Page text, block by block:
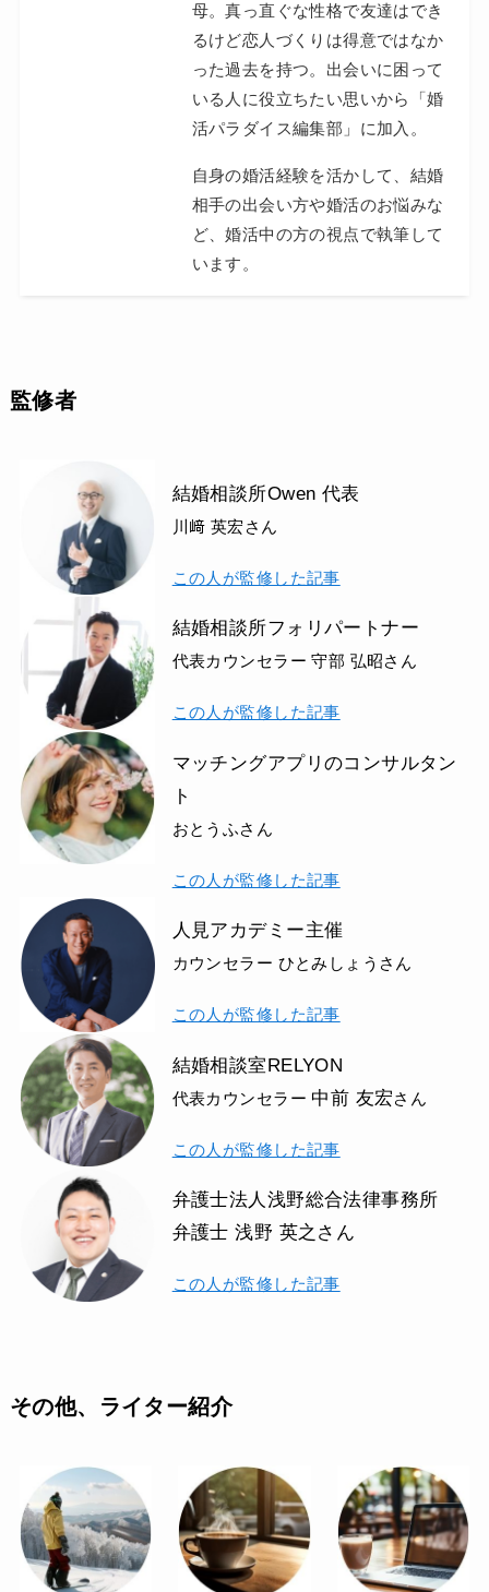
母。真っ直ぐな性格で友達はでき
るけど恋人づくりは得意ではなか
った過去を持つ。出会いに困って
いる人に役立ちたい思いから「婚
活パラダイス編集部」に加入。
自身の婚活経験を活かして、結婚
相手の出会い方や婚活のお悩みな
ど、婚活中の方の視点で執筆して
います。
監修者
結婚相談所Owen 代表
川﨑 英宏さん
この人が監修した記事
結婚相談所フォリパートナー
代表カウンセラー 守部 弘昭さん
この人が監修した記事
マッチングアプリのコンサルタン
ト
おとうふさん
この人が監修した記事
人見アカデミー主催
カウンセラー ひとみしょうさん
この人が監修した記事
結婚相談室RELYON
代表カウンセラー 中前 友宏さん
この人が監修した記事
弁護士法人浅野総合法律事務所
弁護士 浅野 英之さん
この人が監修した記事
その他、ライター紹介